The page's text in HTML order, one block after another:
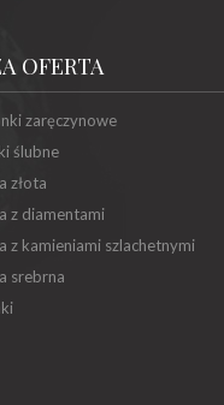
OFERTA
zaręczynowe
ślubne
złota
z diamentami
z kamieniami szlachetnymi
srebrna